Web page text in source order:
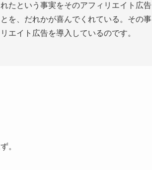
たという事実をそのアフィリエイト広告
を、だれかが喜んでくれている。その事
エイト広告を導入しているのです。
。